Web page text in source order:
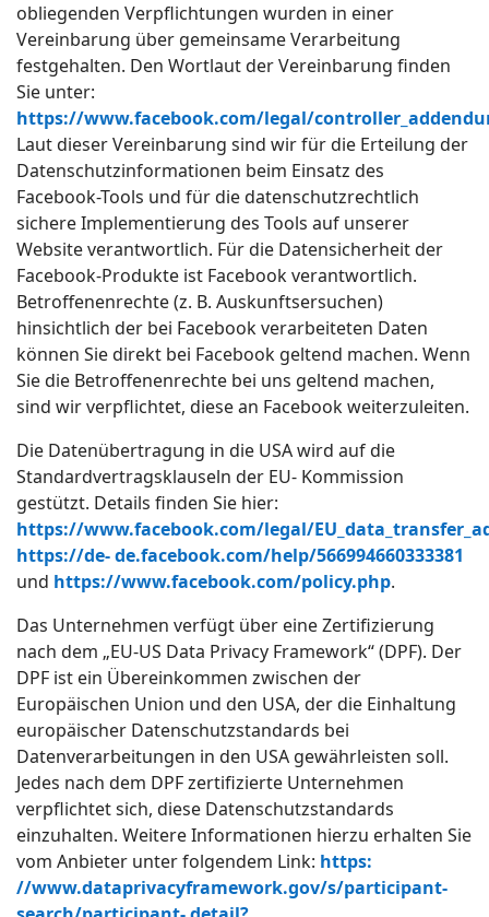
obliegenden Verpflichtungen wurden in einer
Vereinbarung über gemeinsame Verarbeitung
festgehalten. Den Wortlaut der Vereinbarung finden
Sie unter:
https://www.facebook.com/legal/
Laut dieser Vereinbarung sind wir für die Erteilung der
Datenschutzinformationen beim Einsatz des
Facebook-Tools und für die datenschutzrechtlich
sichere Implementierung des Tools auf unserer
Website verantwortlich. Für die Datensicherheit der
Facebook-Produkte ist Facebook verantwortlich.
Betroffenenrechte (z. B. Auskunftsersuchen)
hinsichtlich der bei Facebook verarbeiteten Daten
können Sie direkt bei Facebook geltend machen. Wenn
Sie die Betroffenenrechte bei uns geltend machen,
sind wir verpflichtet, diese an Facebook weiterzuleiten.
Die Datenübertragung in die USA wird auf die
Standardvertragsklauseln der EU- Kommission
gestützt. Details finden Sie hier:
https://www.facebook.com/legal/
https://de- de.facebook.com/help/566994660333381
und https://www.facebook.com/policy.php.
Das Unternehmen verfügt über eine Zertifizierung
nach dem „EU-US Data Privacy Framework“ (DPF). Der
DPF ist ein Übereinkommen zwischen der
Europäischen Union und den USA, der die Einhaltung
europäischer Datenschutzstandards bei
Datenverarbeitungen in den USA gewährleisten soll.
Jedes nach dem DPF zertifizierte Unternehmen
verpflichtet sich, diese Datenschutzstandards
einzuhalten. Weitere Informationen hierzu erhalten Sie
vom Anbieter unter folgendem Link: https:
//www.dataprivacyframework.gov/s/participant-